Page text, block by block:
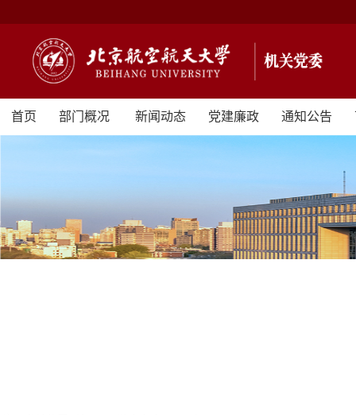
首页 部门概况 新闻动态 党建廉政 通知公告